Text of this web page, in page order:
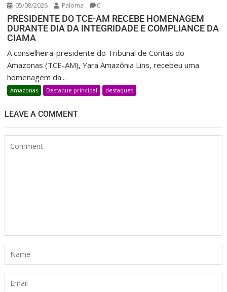
05/08/2026 Paloma 0
PRESIDENTE DO TCE-AM RECEBE HOMENAGEM
DURANTE DIA DA INTEGRIDADE E COMPLIANCE DA
CIAMA
A conselheira-presidente do Tribunal de Contas do
Amazonas (TCE-AM), Yara Amazônia Lins, recebeu uma
homenagem da...
Amazonas Destaque principal destaques
LEAVE A COMMENT